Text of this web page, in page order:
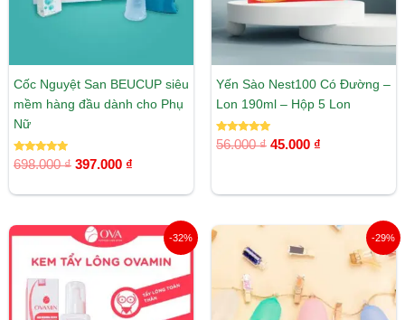
Cốc Nguyệt San BEUCUP siêu
mềm hàng đầu dành cho Phụ
Nữ
Được xếp
hạng
698.000₫ 397.000 ₫
Yến Sào Nest100 Có Đường –
Lon 190ml – Hộp 5 Lon
Được xếp
hạng
56.000₫ 45.000 ₫
-32%
Giá
gốc
là:
325.000 ₫.
Giá
tại
220.000 ₫.
-29%
gốc
3.494.000 ₫.
Giá
hiện
tại